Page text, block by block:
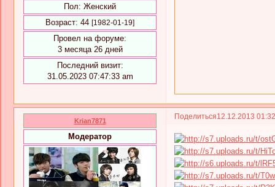
Пол: Женский
Возраст: 44 [1982-01-19]
Провел на форуме:
3 месяца 26 дней
Последний визит:
31.05.2023 07:47:33 am
Поделиться12.12.2013
Krian7871
Модератор